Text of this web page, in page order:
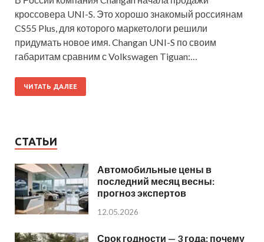
кроссовера UNI-S. Это хорошо знакомый россиянам
CS55 Plus, для которого маркетологи решили
придумать новое имя. Changan UNI-S по своим
габаритам сравним с Volkswagen Tiguan:…
ЧИТАТЬ ДАЛЕЕ
СТАТЬИ
Автомобильные цены в
последний месяц весны:
прогноз экспертов
12.05.2026
Срок годности — 3 года: почему